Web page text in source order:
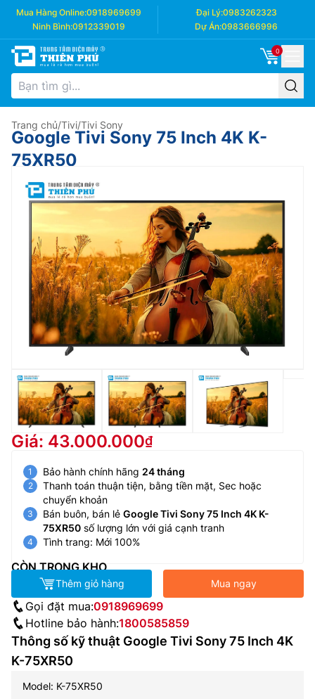
Mua Hàng Online:0918969699 Đại Lý:0983262323
Ninh Bình:0912339019 Dự Án:0983666996
0
Trang chủ/Tivi/Tivi Sony
Google Tivi Sony 75 Inch 4K K-
75XR50
Giá: 43.000.000
Bảo hành chính hãng 24 tháng
Thanh toán thuận tiện, bằng tiền mặt, Sec hoặc
chuyển khoản
Bán buôn, bán lẻ Google Tivi Sony 75 Inch 4K K-
75XR50 số lượng lớn với giá cạnh tranh
Tình trang: Mới 100%
CÒN TRONG KHO
Thêm giỏ hàng Mua ngay
Gọi đặt mua:0918969699
Hotline bảo hành:1800585859
Thông số kỹ thuật Google Tivi Sony 75 Inch 4K
K-75XR50
Model: K-75XR50